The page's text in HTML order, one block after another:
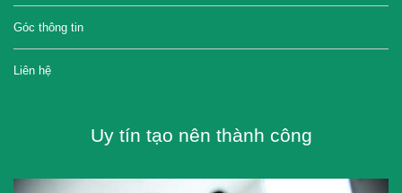
Góc thông tin
Liên hệ
Uy tín tạo nên thành công